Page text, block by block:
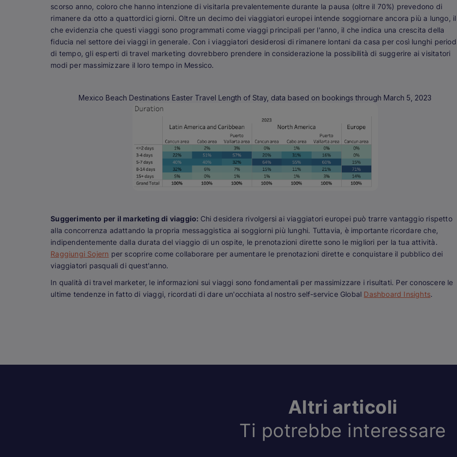
scorso anno, coloro che hanno intenzione di visitarla prevalentemente durante la pausa (oltre il 70%) prevedono di
rimanere da otto a quattordici giorni. Oltre un decimo dei viaggiatori europei intende soggiornare ancora più a lungo, il
che evidenzia che questi viaggi sono programmati come viaggi principali per l'anno, il che indica una crescita della
fiducia nel settore dei viaggi in generale. Con i viaggiatori desiderosi di rimanere lontani da casa per così lunghi
di tempo, gli esperti di travel marketing dovrebbero prendere in considerazione la possibilità di suggerire ai visitatori
modi per massimizzare il loro tempo in Messico.
Mexico Beach Destinations Easter Travel Length of Stay, data based on bookings through March 5, 2023
Suggerimento per il marketing di viaggio: Chi desidera rivolgersi ai viaggiatori europei può trarre vantaggio rispetto
alla concorrenza adattando la propria messaggistica ai soggiorni più lunghi. Tuttavia, è importante ricordare che,
indipendentemente dalla durata del viaggio di un ospite, le prenotazioni dirette sono le migliori per la tua attività.
Raggiungi Sojern per scoprire come collaborare per aumentare le prenotazioni dirette e conquistare il pubblico dei
viaggiatori pasquali di quest'anno.
In qualità di travel marketer, le informazioni sui viaggi sono fondamentali per massimizzare i risultati. Per conoscere le
ultime tendenze in fatto di viaggi, ricordati di dare un'occhiata al nostro self-service Global Dashboard Insights.
Altri articoli
Ti potrebbe interessare